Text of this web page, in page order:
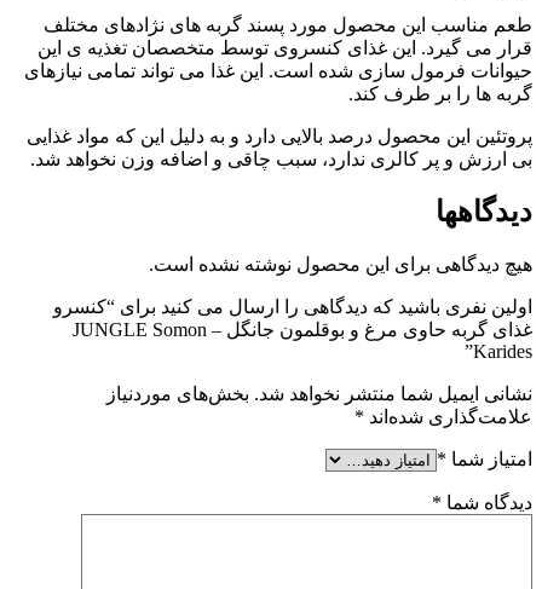
طعم مناسب این محصول مورد پسند گربه های نژادهای مختلف
قرار می گیرد. این غذای کنسروی توسط متخصصان تغذیه ی این
حیوانات فرمول سازی شده است. این غذا می تواند تمامی نیازهای
گربه ها را بر طرف کند.
پروتئین این محصول درصد بالایی دارد و به دلیل این که مواد غذایی
بی ارزش و پر کالری ندارد، سبب چاقی و اضافه وزن نخواهد شد.
دیدگاهها
هیچ دیدگاهی برای این محصول نوشته نشده است.
اولین نفری باشید که دیدگاهی را ارسال می کنید برای “کنسرو
غذای گربه حاوی مرغ و بوقلمون جانگل – JUNGLE Somon
Karides”
نشانی ایمیل شما منتشر نخواهد شد. بخش‌های موردنیاز
علامت‌گذاری شده‌اند *
امتیاز شما *
دیدگاه شما *